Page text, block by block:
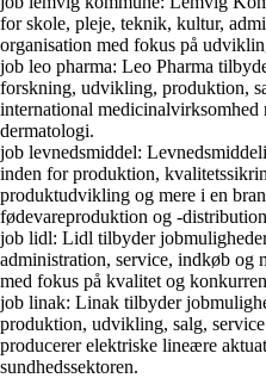
for skole, pleje, teknik, kultur,
organisation med fokus på
job leo pharma: Leo Pharma
forskning, udvikling, produktion,
international
dermatologi.
job levnedsmiddel:
inden for produktion,
produktudvikling og mere i en
fødevareproduktion og -
job lidl: Lidl tilbyder
administration, service, indkøb og
med fokus på kvalitet og
job linak: Linak tilbyder
produktion, udvikling, salg,
producerer elektriske lineære
sundhedssektoren.